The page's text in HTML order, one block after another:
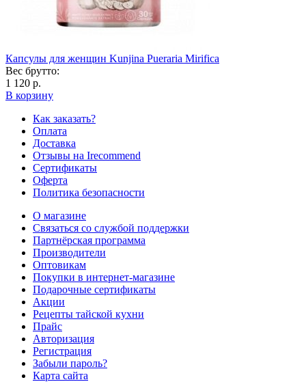
Капсулы для женщин Kunjina Pueraria Mirifica
Вес брутто:
1 120 р.
В корзину
Как заказать?
Оплата
Доставка
Отзывы на Irecommend
Сертификаты
Оферта
Политика безопасности
О магазине
Связаться со службой поддержки
Партнёрская программа
Производители
Оптовикам
Покупки в интернет-магазине
Подарочные сертификаты
Акции
Рецепты тайской кухни
Прайс
Авторизация
Регистрация
Забыли пароль?
Карта сайта